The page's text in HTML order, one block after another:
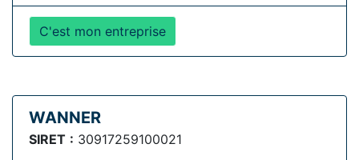
C'est mon entreprise
WANNER
SIRET : 30917259100021